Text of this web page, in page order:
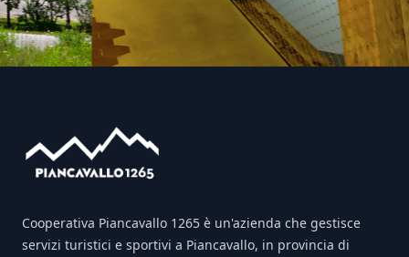
Cooperativa Piancavallo 1265 è un'azienda che gestisce
servizi turistici e sportivi a Piancavallo, in provincia di